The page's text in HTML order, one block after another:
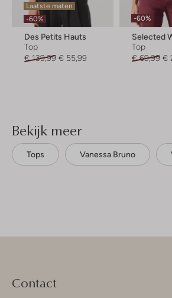
Laatste maten
-60%
Des Petits Hauts
Top
€ 139,99 € 55,99
-60%
Selected
Top
€ 69,99 €
Bekijk meer
Tops Vanessa Bruno
Contact